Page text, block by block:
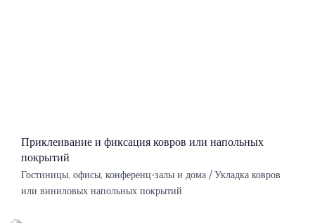
Приклеивание и фиксация ковров или напольных
покрытий
Гостиницы, офисы, конференц-залы и дома / Укладка ковров
или виниловых напольных покрытий